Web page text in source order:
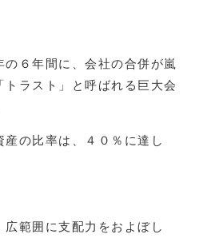
の６年間に、会社の合併が嵐
ラスト」と呼ばれる巨大会
産の比率は、４０％に達し
範囲に支配力をおよぼし